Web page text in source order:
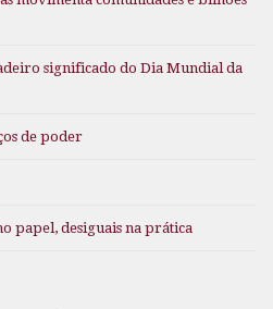
significado do Dia Mundial da
de poder
papel, desiguais na prática